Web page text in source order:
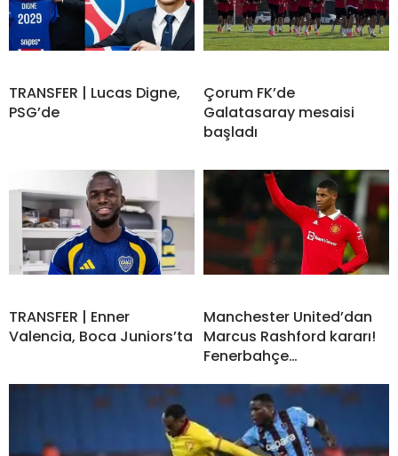
TRANSFER | Lucas Digne,
PSG’de
Çorum FK’de
Galatasaray mesaisi
başladı
TRANSFER | Enner
Valencia, Boca Juniors’ta
Manchester United’dan
Marcus Rashford kararı!
Fenerbahçe…